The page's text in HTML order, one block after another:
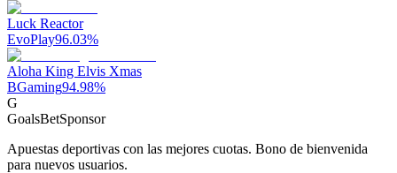
Luck Reactor
EvoPlay96.03%
Aloha King Elvis Xmas
BGaming94.98%
G
GoalsBetSponsor
Apuestas deportivas con las mejores cuotas. Bono de bienvenida
para nuevos usuarios.